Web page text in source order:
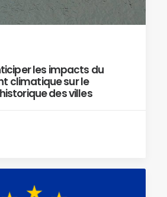
les impacts du
climatique sur le
des villes